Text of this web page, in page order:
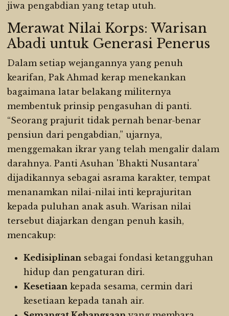
jiwa pengabdian yang tetap utuh.
Merawat Nilai Korps: Warisan
Abadi untuk Generasi Penerus
Dalam setiap wejangannya yang penuh
kearifan, Pak Ahmad kerap menekankan
bagaimana latar belakang militernya
membentuk prinsip pengasuhan di panti.
“Seorang prajurit tidak pernah benar-benar
pensiun dari pengabdian,” ujarnya,
menggemakan ikrar yang telah mengalir dalam
darahnya. Panti Asuhan 'Bhakti Nusantara'
dijadikannya sebagai asrama karakter, tempat
menanamkan nilai-nilai inti keprajuritan
kepada puluhan anak asuh. Warisan nilai
tersebut diajarkan dengan penuh kasih,
mencakup:
Kedisiplinan sebagai fondasi ketangguhan
hidup dan pengaturan diri.
Kesetiaan kepada sesama, cermin dari
kesetiaan kepada tanah air.